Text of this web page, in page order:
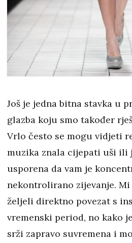
Još je jedna bitna stavka u
glazba koju smo također
Vrlo često se mogu vidjeti
muzika znala cijepati uši
usporena da vam je
nekontrolirano zijevanje.
željeli direktno povezat s
vremenski period, no kako
srži zapravo suvremena i